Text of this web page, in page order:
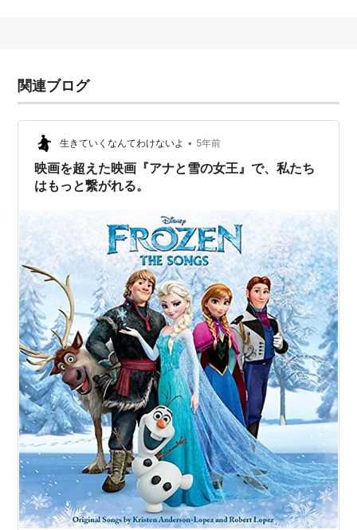
関連ブログ
生きていくなんてわけないよ • 5年前
映画を超えた映画『アナと雪の女王』で、私たち
はもっと繋がれる。